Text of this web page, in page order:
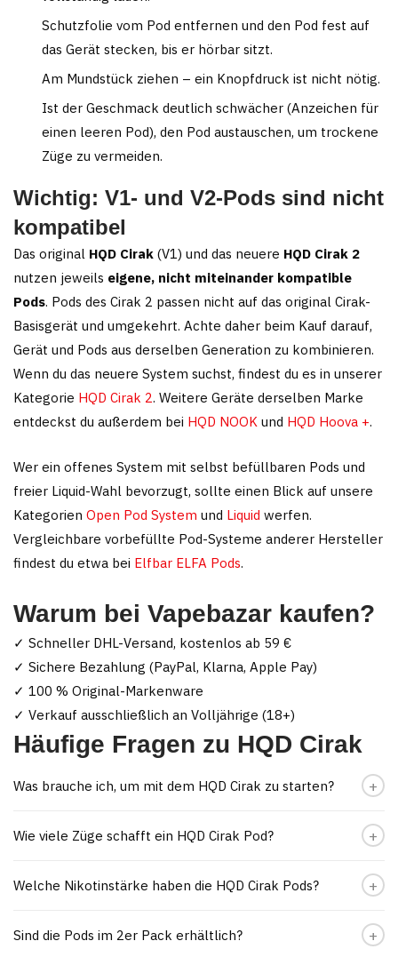
Schutzfolie vom Pod entfernen und den Pod fest auf
das Gerät stecken, bis er hörbar sitzt.
Am Mundstück ziehen – ein Knopfdruck ist nicht nötig.
Ist der Geschmack deutlich schwächer (Anzeichen für
einen leeren Pod), den Pod austauschen, um trockene
Züge zu vermeiden.
Wichtig: V1- und V2-Pods sind nicht
kompatibel
Das original HQD Cirak (V1) und das neuere HQD Cirak 2
nutzen jeweils eigene, nicht miteinander kompatible
Pods. Pods des Cirak 2 passen nicht auf das original Cirak-
Basisgerät und umgekehrt. Achte daher beim Kauf darauf,
Gerät und Pods aus derselben Generation zu kombinieren.
Wenn du das neuere System suchst, findest du es in unserer
Kategorie HQD Cirak 2. Weitere Geräte derselben Marke
entdeckst du außerdem bei HQD NOOK und HQD Hoova +.
Wer ein offenes System mit selbst befüllbaren Pods und
freier Liquid-Wahl bevorzugt, sollte einen Blick auf unsere
Kategorien Open Pod System und Liquid werfen.
Vergleichbare vorbefüllte Pod-Systeme anderer Hersteller
findest du etwa bei Elfbar ELFA Pods.
Warum bei Vapebazar kaufen?
✓ Schneller DHL-Versand, kostenlos ab 59 €
✓ Sichere Bezahlung (PayPal, Klarna, Apple Pay)
✓ 100 % Original-Markenware
✓ Verkauf ausschließlich an Volljährige (18+)
Häufige Fragen zu HQD Cirak
Was brauche ich, um mit dem HQD Cirak zu starten?
Wie viele Züge schafft ein HQD Cirak Pod?
Welche Nikotinstärke haben die HQD Cirak Pods?
Sind die Pods im 2er Pack erhältlich?